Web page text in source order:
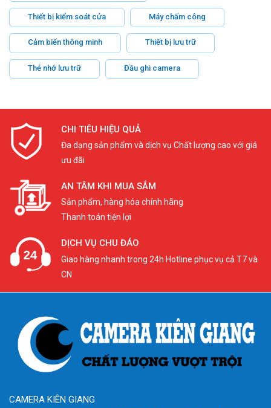
Thiết bị kiểm soát cửa Máy chấm công
Cảm biến thông minh Thiết bị lưu trữ
Thẻ nhớ lưu trữ Đầu ghi camera
CHI TIÊU HIỆU QUẢ
Đa dạng sản phẩm và dịch vụ Chất lượng cao với giá
ưu đãi
AN TÂM KHI MUA SẮM
Sản phẩm, hàng hóa chính hãng
Thanh toán tiện lợi
DỊCH VỤ CHU ĐÁO
Giao hàng nhanh trong 24h Hotline phục vụ cả T7 và
CN
CAMERA KIÊN GIANG